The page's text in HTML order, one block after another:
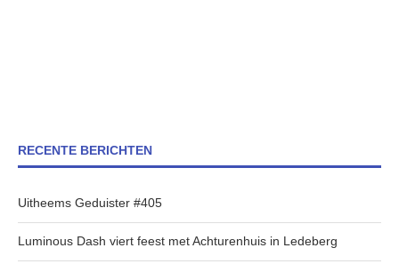
RECENTE BERICHTEN
Uitheems Geduister #405
Luminous Dash viert feest met Achturenhuis in Ledeberg